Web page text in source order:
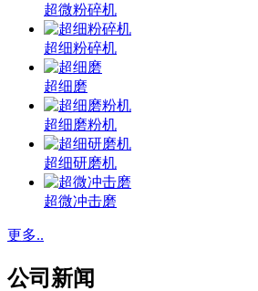
超微粉碎机
超细粉碎机
超细磨
超细磨粉机
超细研磨机
超微冲击磨
更多..
公司新闻